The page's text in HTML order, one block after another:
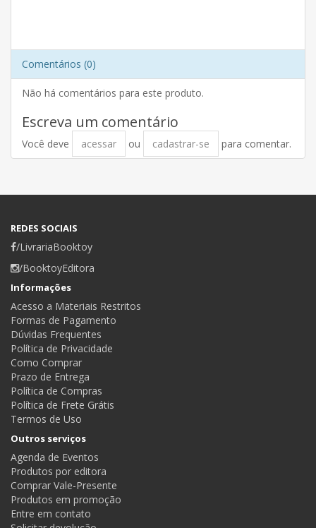
Comentários (0)
Não há comentários para este produto.
Escreva um comentário
Você deve acessar ou cadastrar-se para comentar.
REDES SOCIAIS
/LivrariaBooktoy
/BooktoyEditora
Informações
Acesso a Materiais Restritos
Formas de Pagamento
Dúvidas Frequentes
Política de Privacidade
Como Comprar
Prazo de Entrega
Política de Compras
Política de Frete Grátis
Termos de Uso
Outros serviços
Agenda de Eventos
Produtos por editora
Comprar Vale-Presente
Produtos em promoção
Entre em contato